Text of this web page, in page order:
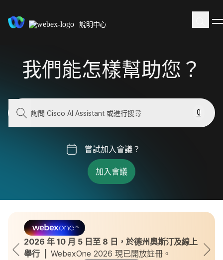
說明中心
我們能怎樣幫助您？
嘗試加入會議？
加入會議
2026 年 10 月 5 日至 8 日，於德州奧斯汀及線上
舉行  | WebexOne 2026 現已開放註冊。
從 Unified CM 移轉至 Webex
Calling
透過我們詳盡的指南，無縫移轉至 Webex Calling